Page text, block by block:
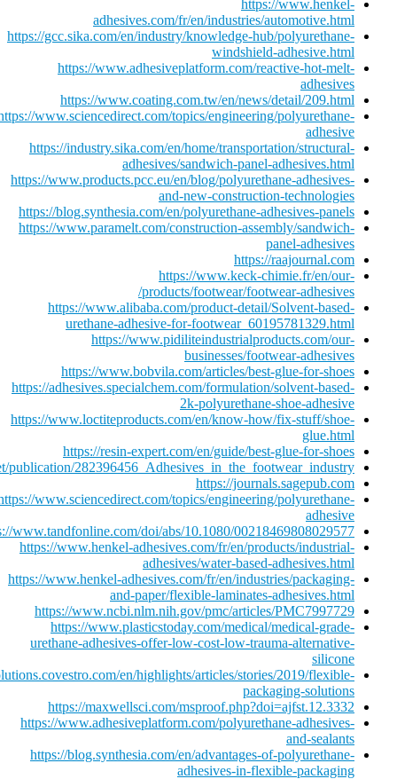
https://www.henkel-
adhesives.com/fr/en/industries/automotive.html
https://gcc.sika.com/en/industry/knowledge-hub/polyurethane-
windshield-adhesive.html
https://www.adhesiveplatform.com/reactive-hot-melt-
adhesives
https://www.coating.com.tw/en/news/detail/209.html
www.sciencedirect.com/topics/engineering/polyurethane-
adhesive
https://industry.sika.com/en/home/transportation/structural-
adhesives/sandwich-panel-adhesives.html
https://www.products.pcc.eu/en/blog/polyurethane-adhesives-
and-new-construction-technologies
https://blog.synthesia.com/en/polyurethane-adhesives-panels
https://www.paramelt.com/construction-assembly/sandwich-
panel-adhesives
https://raajournal.com
https://www.keck-chimie.fr/en/our-
products/footwear/footwear-adhesives/
https://www.alibaba.com/product-detail/Solvent-based-
urethane-adhesive-for-footwear_60195781329.html
https://www.pidiliteindustrialproducts.com/our-
businesses/footwear-adhesives
https://www.bobvila.com/articles/best-glue-for-shoes
https://adhesives.specialchem.com/formulation/solvent-based-
2k-polyurethane-shoe-adhesive
https://www.loctiteproducts.com/en/know-how/fix-stuff/shoe-
glue.html
https://resin-expert.com/en/guide/best-glue-for-shoes
publication/282396456_Adhesives_in_the_footwear_industry
https://journals.sagepub.com
www.sciencedirect.com/topics/engineering/polyurethane-
adhesive
www.tandfonline.com/doi/abs/10.1080/00218469808029577
https://www.henkel-adhesives.com/fr/en/products/industrial-
adhesives/water-based-adhesives.html
https://www.henkel-adhesives.com/fr/en/industries/packaging-
and-paper/flexible-laminates-adhesives.html
https://www.ncbi.nlm.nih.gov/pmc/articles/PMC7997729
https://www.plasticstoday.com/medical/medical-grade-
urethane-adhesives-offer-low-cost-low-trauma-alternative-
silicone
en/highlights/articles/stories/2019/flexible-
packaging-solutions
https://maxwellsci.com/msproof.php?doi=ajfst.12.3332
https://www.adhesiveplatform.com/polyurethane-adhesives-
and-sealants
https://blog.synthesia.com/en/advantages-of-polyurethane-
adhesives-in-flexible-packaging